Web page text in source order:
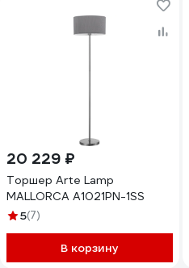
20 229 ₽
Торшер Arte Lamp
MALLORCA A1021PN-1SS
5(7)
В корзину